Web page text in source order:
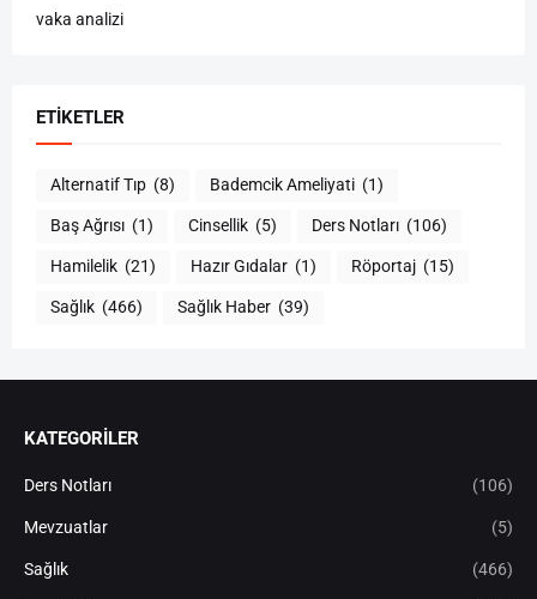
vaka analizi
ETIKETLER
Alternatif Tıp (8) Bademcik Ameliyati (1)
Baş Ağrısı (1) Cinsellik (5) Ders Notları (106)
Hamilelik (21) Hazır Gıdalar (1) Röportaj (15)
Sağlık (466) Sağlık Haber (39)
KATEGORİLER
Ders Notları (106)
Mevzuatlar (5)
Sağlık (466)